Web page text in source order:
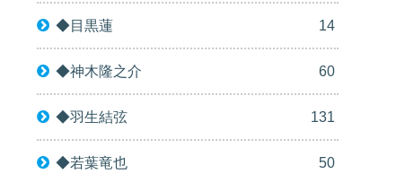
◆目黒蓮 14
◆神木隆之介 60
◆羽生結弦 131
◆若葉竜也 50